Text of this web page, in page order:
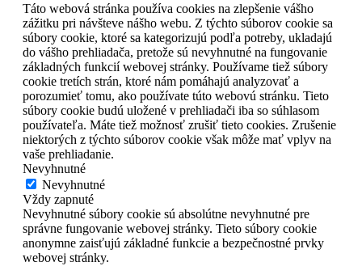
Táto webová stránka používa cookies na zlepšenie vášho
zážitku pri návšteve nášho webu. Z týchto súborov cookie sa
súbory cookie, ktoré sa kategorizujú podľa potreby, ukladajú
do vášho prehliadača, pretože sú nevyhnutné na fungovanie
základných funkcií webovej stránky. Používame tiež súbory
cookie tretích strán, ktoré nám pomáhajú analyzovať a
porozumieť tomu, ako používate túto webovú stránku. Tieto
súbory cookie budú uložené v prehliadači iba so súhlasom
používateľa. Máte tiež možnosť zrušiť tieto cookies. Zrušenie
niektorých z týchto súborov cookie však môže mať vplyv na
vaše prehliadanie.
Nevyhnutné
Nevyhnutné
Vždy zapnuté
Nevyhnutné súbory cookie sú absolútne nevyhnutné pre
správne fungovanie webovej stránky. Tieto súbory cookie
anonymne zaisťujú základné funkcie a bezpečnostné prvky
webovej stránky.